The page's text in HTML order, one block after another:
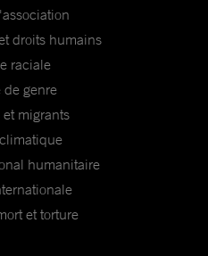
droits humains
raciale
de genre
migrants
humanitaire
et torture